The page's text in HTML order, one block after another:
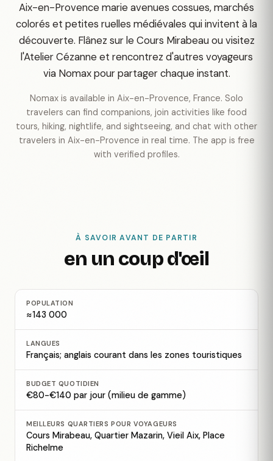
Aix-en-Provence marie avenues cossues, marchés
colorés et petites ruelles médiévales qui invitent à la
découverte. Flânez sur le Cours Mirabeau ou visitez
l'Atelier Cézanne et rencontrez d'autres voyageurs
via Nomax pour partager chaque instant.
Nomax is available in Aix-en-Provence, France. Solo
travelers can find companions, join activities like food
tours, hiking, nightlife, and sightseeing, and chat with other
travelers in Aix-en-Provence in real time. The app is free
with verified profiles.
À SAVOIR AVANT DE PARTIR
en un coup d'œil
POPULATION
≈143 000
LANGUES
Français; anglais courant dans les zones touristiques
BUDGET QUOTIDIEN
€80-€140 par jour (milieu de gamme)
MEILLEURS QUARTIERS POUR VOYAGEURS
Cours Mirabeau, Quartier Mazarin, Vieil Aix, Place
Richelme